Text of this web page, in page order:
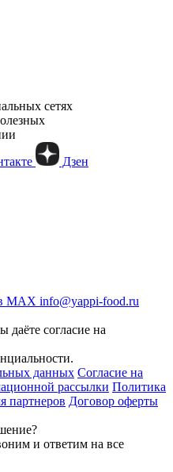
сетях
Дзен
в МАХ info@yappi-food.ru
даёте согласие на
данных Согласие на
рассылки Политика
партнеров Договор оферты
и ответим на все